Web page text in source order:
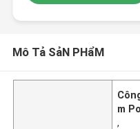
Mô Tả SảN PHẩM
m
,